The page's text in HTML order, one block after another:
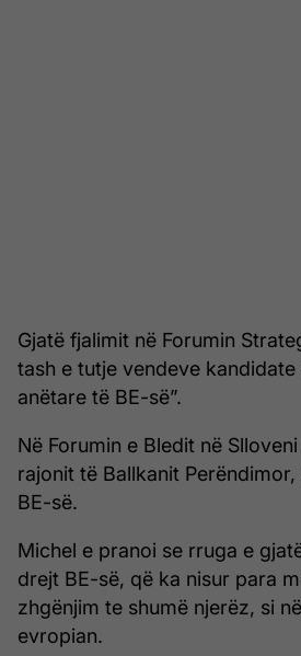
Gjatë fjalimit në Forumin
tash e tutje vendeve
anëtare të BE-së”.
Në Forumin e Bledit në
rajonit të Ballkanit
BE-së.
Michel e pranoi se rruga e
drejt BE-së, që ka nisur para
zhgënjim te shumë njerëz, si
evropian.